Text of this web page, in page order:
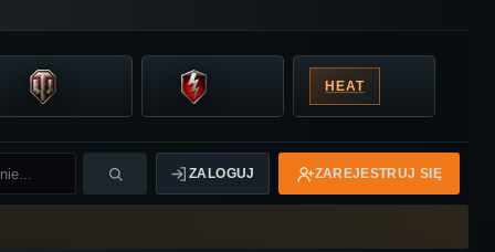
HEAT
ZALOGUJ ZAREJESTRUJ SIĘ